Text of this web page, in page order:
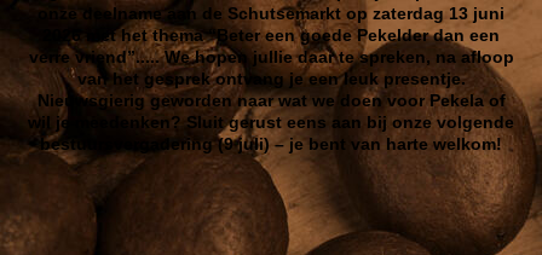
onze deelname aan de Schutsemarkt op zaterdag 13 juni
2026 met het thema “Beter een goede Pekelder dan een
verre vriend”..... We hopen jullie daar te spreken, na afloop
van het gesprek ontvang je een leuk presentje.
Nieuwsgierig geworden naar wat we doen voor Pekela of
wil je meedenken? Sluit gerust eens aan bij onze volgende
bestuursvergadering (9 juli) – je bent van harte welkom!